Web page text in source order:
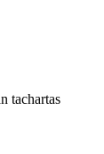
tachartas